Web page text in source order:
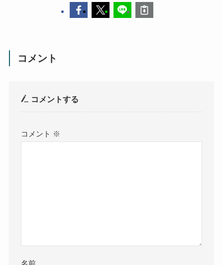
コメント
コメントする
コメント ※
名前